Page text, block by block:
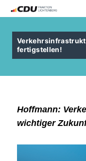
fertigstellen!
Hoffmann:
wichtiger